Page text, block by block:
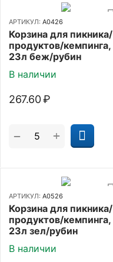
АРТИКУЛ: А0426
Корзина для пикника/
продуктов/кемпинга,
23л беж/рубин
В наличии
267.60₽
+
−
АРТИКУЛ: А0526
Корзина для пикника/
продуктов/кемпинга,
23л зел/рубин
В наличии